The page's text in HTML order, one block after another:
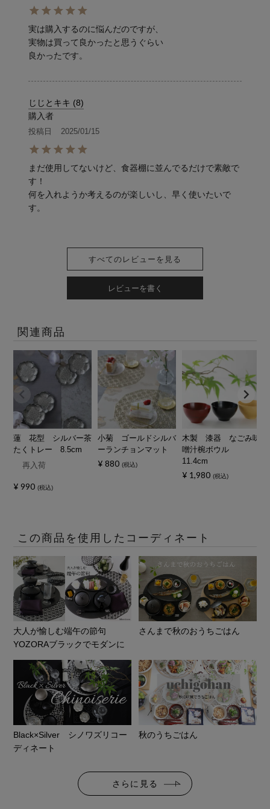
実は購入するのに悩んだのですが、
実物は買って良かったと思うぐらい
じじとキキ
8
購入者
投稿日 2025/01/15
まだ使用してないけど、食器棚に並んでるだけで素敵で
す！
何を入れようか考えるのが楽しいし、早く使いたいで
す。
すべてのレビューを見る
レビューを書く
関連商品
蓮 花型 シルバー茶
たくトレー 8.5cm
再入荷
¥ 990 税込
小菊 ゴールドシルバ
ーランチョンマット
¥ 880 税込
木製 漆器 なごみ味
噌汁椀ボウル
11.4cm
¥ 1,980 税込
この商品を使用したコーディネート
大人が愉しむ端午の節句
YOZORAブラックでモダンに
さんまで秋のおうちごはん
Black×Silver シノワズリコー
ディネート
秋のうちごはん
さらに見る